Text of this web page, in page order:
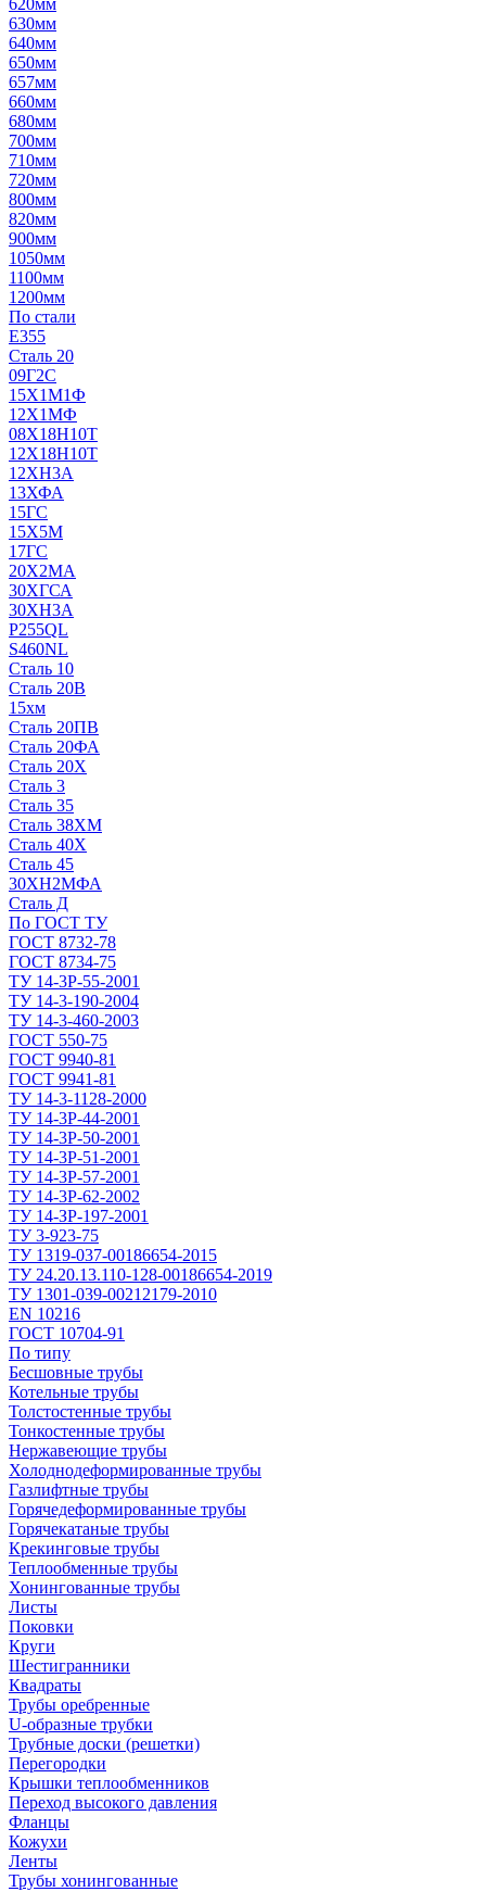
620мм
630мм
640мм
650мм
657мм
660мм
680мм
700мм
710мм
720мм
800мм
820мм
900мм
1050мм
1100мм
1200мм
По стали
E355
Сталь 20
09Г2С
15Х1М1Ф
12Х1МФ
08Х18Н10Т
12Х18Н10Т
12ХН3А
13ХФА
15ГС
15Х5М
17ГС
20Х2МА
30ХГСА
30ХН3А
P255QL
S460NL
Сталь 10
Сталь 20В
15хм
Сталь 20ПВ
Сталь 20ФА
Сталь 20Х
Сталь 3
Сталь 35
Сталь 38ХМ
Сталь 40Х
Сталь 45
30ХН2МФА
Сталь Д
По ГОСТ ТУ
ГОСТ 8732-78
ГОСТ 8734-75
ТУ 14-3Р-55-2001
ТУ 14-3-190-2004
ТУ 14-3-460-2003
ГОСТ 550-75
ГОСТ 9940-81
ГОСТ 9941-81
ТУ 14-3-1128-2000
ТУ 14-3Р-44-2001
ТУ 14-3Р-50-2001
ТУ 14-3Р-51-2001
ТУ 14-3Р-57-2001
ТУ 14-3Р-62-2002
ТУ 14-ЗР-197-2001
ТУ 3-923-75
ТУ 1319-037-00186654-2015
ТУ 24.20.13.110-128-00186654-2019
ТУ 1301-039-00212179-2010
EN 10216
ГОСТ 10704-91
По типу
Бесшовные трубы
Котельные трубы
Толстостенные трубы
Тонкостенные трубы
Нержавеющие трубы
Холоднодеформированные трубы
Газлифтные трубы
Горячедеформированные трубы
Горячекатаные трубы
Крекинговые трубы
Теплообменные трубы
Хонингованные трубы
Листы
Поковки
Круги
Шестигранники
Квадраты
Трубы оребренные
U-образные трубки
Трубные доски (решетки)
Перегородки
Крышки теплообменников
Переход высокого давления
Фланцы
Кожухи
Ленты
Трубы хонингованные